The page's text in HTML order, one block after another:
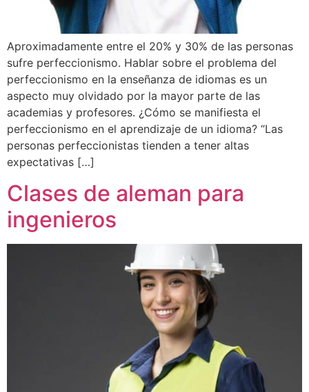
Aproximadamente entre el 20% y 30% de las personas
sufre perfeccionismo. Hablar sobre el problema del
perfeccionismo en la enseñanza de idiomas es un
aspecto muy olvidado por la mayor parte de las
academias y profesores. ¿Cómo se manifiesta el
perfeccionismo en el aprendizaje de un idioma? “Las
personas perfeccionistas tienden a tener altas
expectativas […]
Clases de aleman para
ingenieros